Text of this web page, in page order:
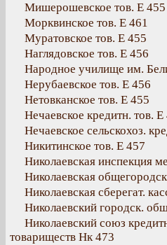
Мишерошевское тов. Е 455
Морквинское тов. Е 461
Муратовское тов. Е 455
Наглядовское тов. Е 456
Народное училище им.
Нерубаевское тов. Е 456
Нетовканское тов. Е 455
Нечаевское кредитн. тов. Е
Нечаевское сельскохоз.
Никитинское тов. Е 457
Николаевская инспекция
Николаевская
Николаевская сберегат.
Николаевский городск.
Николаевский союз
товариществ Нк 473